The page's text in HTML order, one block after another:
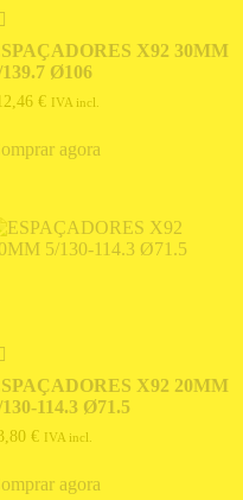
X92 30MM
139.7 Ø106
€ IVA incl.
agora
X92 20MM
130-114.3 Ø71.5
€ IVA incl.
agora